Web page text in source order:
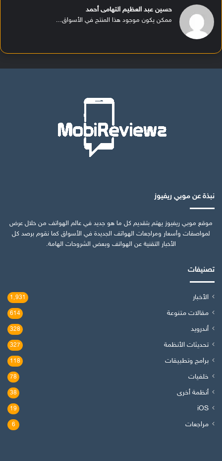
حسين عبد العظيم التهامى أحمد
ممكن يكون موجود هذا المنتج في الأسواق...
نبذة عن موبي ريفيوز
موقع موبي ريفيوز يهتم بتقديم كل ما هو جديد في عالم الهواتف من خلال عرض
لمواصفات وأسعار ومراجعات الهواتف الجديدة في الأسواق كما نقوم برصد كل
الأخبار التقنية عن الهواتف وبعض الشروحات الهامة.
تصنيفات
الأخبار 1٬931
مقالات متنوعة 614
أندرويد 328
تحديثات الأنظمة 327
برامج وتطبيقات 118
خلفيات 78
أنظمة أخرى 38
iOS
19
مراجعات 6